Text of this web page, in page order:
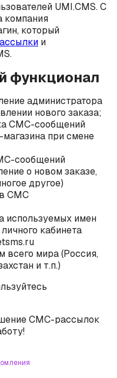
UMI.CMS. С
компания
который
и
функционал
администратора
нового заказа;
СМС-сообщений
при смене
сообщений
о новом заказе,
другое)
СМС
используемых имен
кабинета
мира (Россия,
и т.п.)
СМС-рассылок